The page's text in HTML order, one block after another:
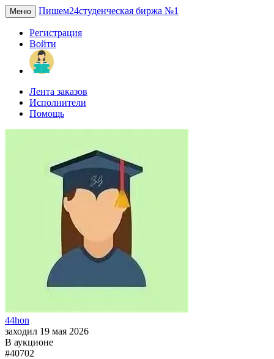
Меню Пишем24студенческая биржа №1
Регистрация
Войти
Лента заказов
Исполнители
Помощь
44hon
заходил 19 мая 2026
В аукционе
#40702